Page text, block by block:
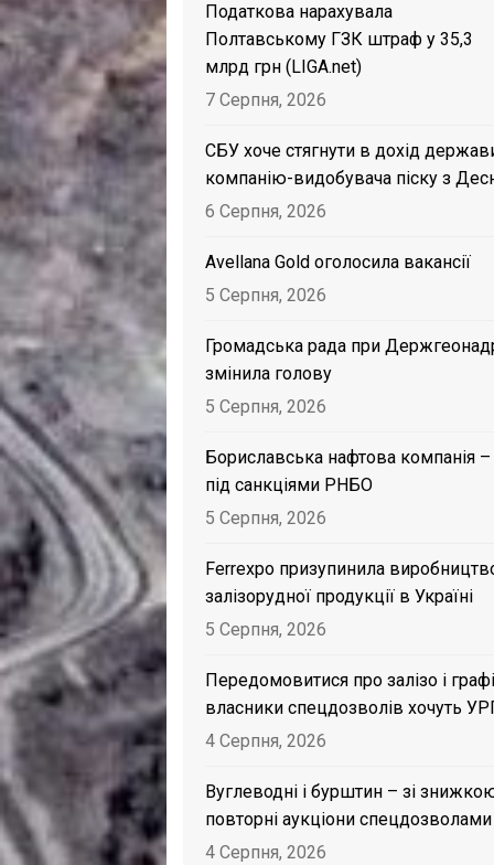
Податкова нарахувала
Полтавському ГЗК штраф у 35,3
млрд грн (LIGA.net)
7 Серпня, 2026
СБУ хоче стягнути в дохід
компанію-видобувача піску з
6 Серпня, 2026
Avellana Gold оголосила вакансії
5 Серпня, 2026
Громадська рада при
змінила голову
5 Серпня, 2026
Бориславська нафтова компанія –
під санкціями РНБО
5 Серпня, 2026
Ferrexpo призупинила
залізорудної продукції в Україні
5 Серпня, 2026
Передомовитися про залізо і
власники спецдозволів хочуть
4 Серпня, 2026
Вуглеводні і бурштин – зі
повторні аукціони спецдозволами
4 Серпня, 2026